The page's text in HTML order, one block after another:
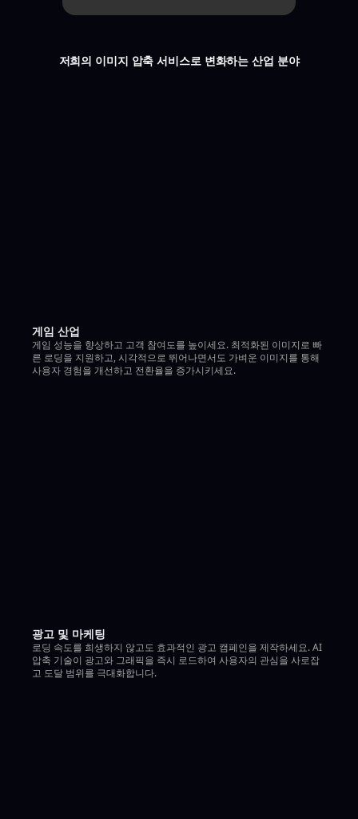
저희의 이미지 압축 서비스로 변화하는 산업 분야
게임 산업
게임 성능을 향상하고 고객 참여도를 높이세요. 최적화된 이미지로 빠
른 로딩을 지원하고, 시각적으로 뛰어나면서도 가벼운 이미지를 통해
사용자 경험을 개선하고 전환율을 증가시키세요.
광고 및 마케팅
로딩 속도를 희생하지 않고도 효과적인 광고 캠페인을 제작하세요. AI
압축 기술이 광고와 그래픽을 즉시 로드하여 사용자의 관심을 사로잡
고 도달 범위를 극대화합니다.